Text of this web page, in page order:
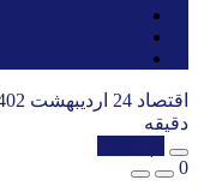
اقتصاد 24 اردیبهشت 1402 - 10:50 ق.ظ
دقیقه
0